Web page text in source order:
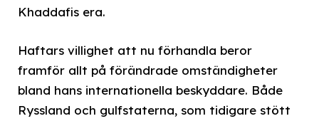
Khaddafis era.
Haftars villighet att nu förhandla beror
framför allt på förändrade omständigheter
bland hans internationella beskyddare. Både
Ryssland och gulfstaterna, som tidigare stött